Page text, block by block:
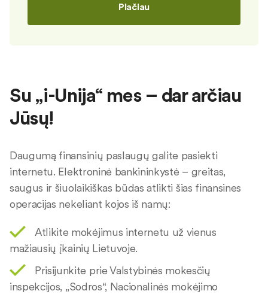
Plačiau
Su „i-Unija“ mes – dar arčiau
Jūsų!
Daugumą finansinių paslaugų galite pasiekti
internetu. Elektroninė bankininkystė – greitas,
saugus ir šiuolaikiškas būdas atlikti šias finansines
operacijas nekeliant kojos iš namų:
Atlikite mokėjimus internetu už vienus
mažiausių įkainių Lietuvoje.
Prisijunkite prie Valstybinės mokesčių
inspekcijos, „Sodros“, Nacionalinės mokėjimo